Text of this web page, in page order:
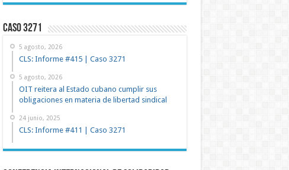
Caso 3271
5 agosto, 2026
CLS: Informe #415 | Caso 3271
5 agosto, 2026
OIT reitera al Estado cubano cumplir sus
obligaciones en materia de libertad sindical
24 junio, 2025
CLS: Informe #411 | Caso 3271